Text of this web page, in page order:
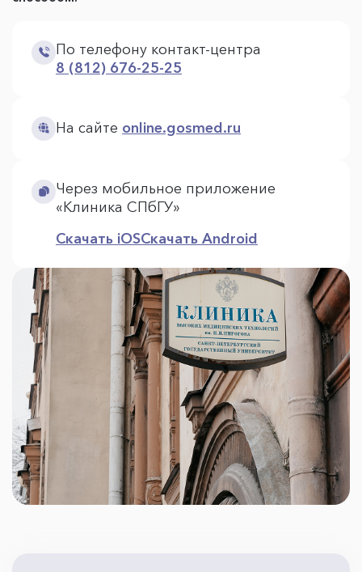
По телефону контакт-центра
8 (812) 676-25-25
На сайте online.gosmed.ru
Через мобильное приложение
«Клиника СПбГУ»
Скачать iOSСкачать Android